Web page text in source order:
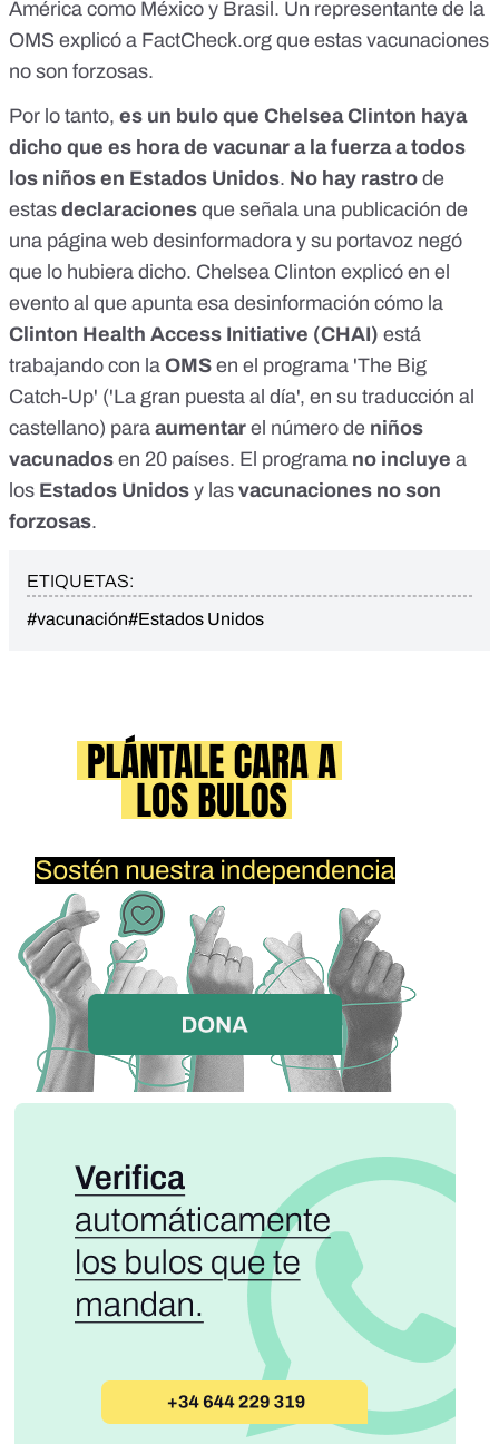
América como México y Brasil. Un representante de la
OMS explicó a FactCheck.org que estas vacunaciones
no son forzosas.
Por lo tanto, es un bulo que Chelsea Clinton haya
dicho que es hora de vacunar a la fuerza a todos
los niños en Estados Unidos. No hay rastro de
estas declaraciones que señala una publicación de
una página web desinformadora y su portavoz negó
que lo hubiera dicho. Chelsea Clinton explicó en el
evento al que apunta esa desinformación cómo la
Clinton Health Access Initiative (CHAI) está
trabajando con la OMS en el programa 'The Big
Catch-Up' ('La gran puesta al día', en su traducción al
castellano) para aumentar el número de niños
vacunados en 20 países. El programa no incluye a
los Estados Unidos y las vacunaciones no son
forzosas.
ETIQUETAS:
#vacunación#Estados Unidos